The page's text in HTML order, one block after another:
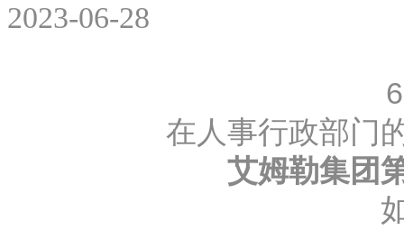
2023-06-28
在人事行政部门
艾姆勒集团